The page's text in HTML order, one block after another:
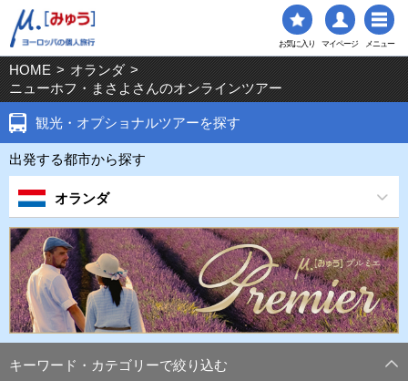
お気に入り マイページ メニュー
HOME > オランダ >
ニューホフ・まさよさんのオンラインツアー
観光・オプショナルツアーを探す
出発する都市から探す
オランダ
キーワード・カテゴリーで絞り込む